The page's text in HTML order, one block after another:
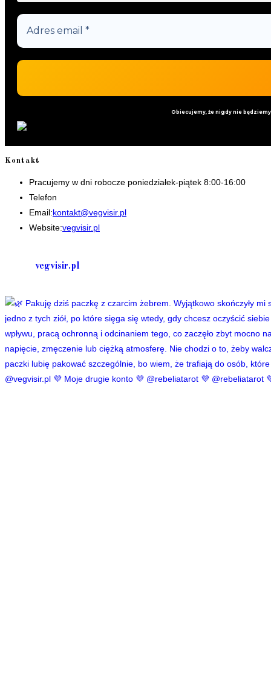
Obiecujemy, że nigdy nie
Kontakt
Pracujemy w dni robocze poniedziałek-piątek 8:00-16:00
Telefon
Email:kontakt@vegvisir.plOpens
Website:vegvisir.pl
vegvisir.pl